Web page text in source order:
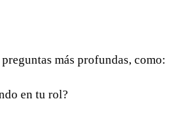
más profundas, como:
en tu rol?